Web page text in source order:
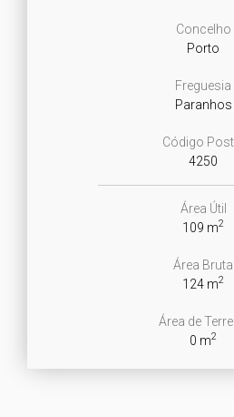
Concelho
Porto
Freguesia
Paranhos
Código
4250
Área Útil
109 m2
Área Bruta
124 m2
Área de
0 m2